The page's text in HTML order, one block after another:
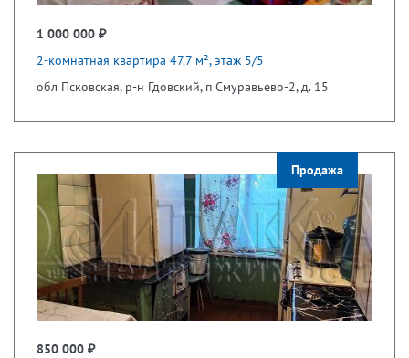
1 000 000 ₽
2-комнатная квартира 47.7 м², этаж 5/5
обл Псковская, р-н Гдовский, п Смуравьево-2, д. 15
Продажа
850 000 ₽